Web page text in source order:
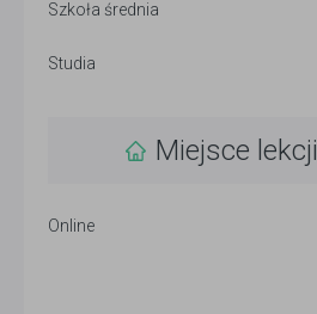
Szkoła średnia
Studia
Miejsce lekcji
Online